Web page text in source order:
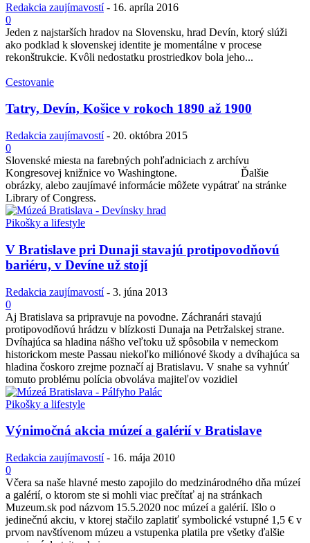
Redakcia zaujímavostí - 16. apríla 2016
0
Jeden z najstarších hradov na Slovensku, hrad Devín, ktorý slúži
ako podklad k slovenskej identite je momentálne v procese
rekonštrukcie. Kvôli nedostatku prostriedkov bola jeho...
Cestovanie
Tatry, Devín, Košice v rokoch 1890 až 1900
Redakcia zaujímavostí - 20. októbra 2015
0
Slovenské miesta na farebných pohľadniciach z archívu
Kongresovej knižnice vo Washingtone. Ďalšie
obrázky, alebo zaujímavé informácie môžete vypátrať na stránke
Library of Congress.
Pikošky a lifestyle
V Bratislave pri Dunaji stavajú protipovodňovú
bariéru, v Devíne už stojí
Redakcia zaujímavostí - 3. júna 2013
0
Aj Bratislava sa pripravuje na povodne. Záchranári stavajú
protipovodňovú hrádzu v blízkosti Dunaja na Petržalskej strane.
Dvíhajúca sa hladina nášho veľtoku už spôsobila v nemeckom
historickom meste Passau niekoľko miliónové škody a dvíhajúca sa
hladina čoskoro zrejme poznačí aj Bratislavu. V snahe sa vyhnúť
tomuto problému polícia obvoláva majiteľov vozidiel
Pikošky a lifestyle
Výnimočná akcia múzeí a galérií v Bratislave
Redakcia zaujímavostí - 16. mája 2010
0
Včera sa naše hlavné mesto zapojilo do medzinárodného dňa múzeí
a galérií, o ktorom ste si mohli viac prečítať aj na stránkach
Muzeum.sk pod názvom 15.5.2020 noc múzeí a galérií. Išlo o
jedinečnú akciu, v ktorej stačilo zaplatiť symbolické vstupné 1,5 € v
prvom navštívenom múzeu a vstupenka platila pre všetky ďalšie